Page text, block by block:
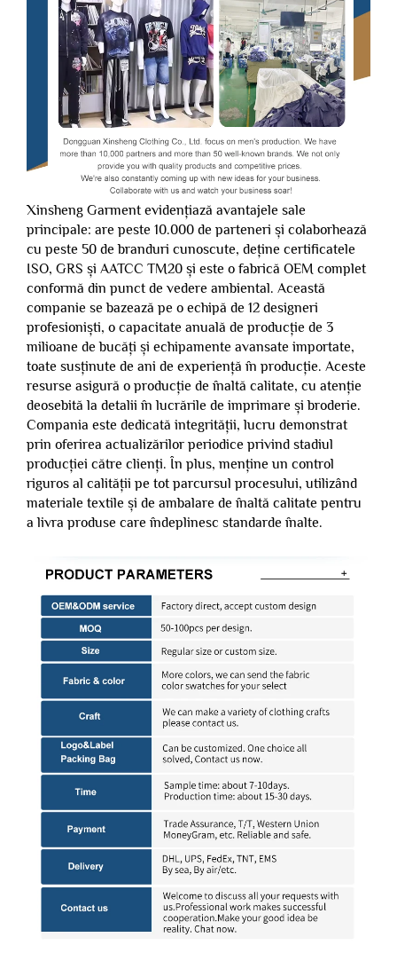
Xinsheng Garment evidențiază avantajele sale
principale: are peste 10.000 de parteneri și colaborhează
cu peste 50 de branduri cunoscute, deține certificatele
ISO, GRS și AATCC TM20 și este o fabrică OEM complet
conformă din punct de vedere ambiental. Această
companie se bazează pe o echipă de 12 designeri
profesioniști, o capacitate anuală de producție de 3
milioane de bucăți și echipamente avansate importate,
toate susținute de ani de experiență în producție. Aceste
resurse asigură o producție de înaltă calitate, cu atenție
deosebită la detalii în lucrările de imprimare și broderie.
Compania este dedicată integrității, lucru demonstrat
prin oferirea actualizărilor periodice privind stadiul
producției către clienți. În plus, menține un control
riguros al calității pe tot parcursul procesului, utilizând
materiale textile și de ambalare de înaltă calitate pentru
a livra produse care îndeplinesc standarde înalte.